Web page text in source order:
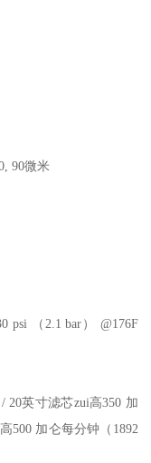
90微米
psi （2.1 bar） @176F
20英寸滤芯zui高350 加
500 加仑每分钟（1892